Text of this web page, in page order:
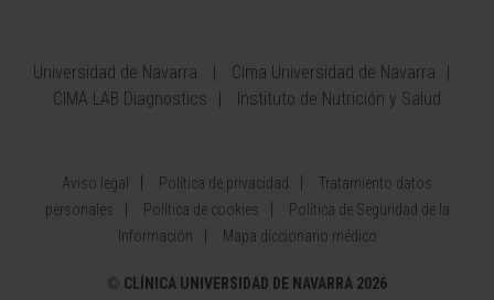
Universidad de Navarra
Cima Universidad de Navarra
CIMA LAB Diagnostics
Instituto de Nutrición y Salud
Aviso legal Política de privacidad
Tratamiento datos
personales
Política de cookies
Política de Seguridad de la
Información
Mapa diccionario médico
© CLÍNICA UNIVERSIDAD DE NAVARRA 2026